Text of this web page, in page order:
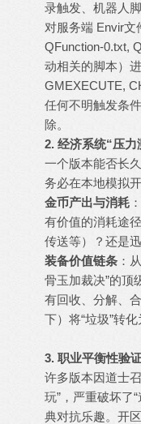
录触发、机器人
对服务端 Envir文
QFunction-0.txt,
动相关的脚本）
GMEXECUTE,
任何不明触发条
除。
2. 经济系统“压力
一个版本能否长
务必在本地模拟
金币产出与消耗
有价值的消耗途
传送等）？还是
装备价值链条 ：
骨玉加裁决”的顶
有回收、分解、
下）将“垃圾”转
3. 职业平衡性验
许多版本因道士
玩”，严重破坏了
典对抗乐趣。开